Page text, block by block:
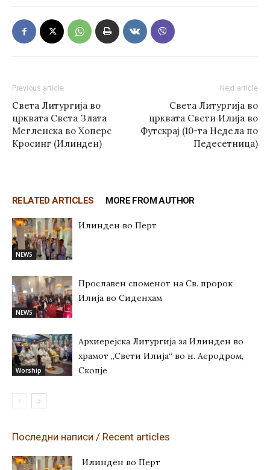
Previous article
Света Литургија во
црквата Светa Злата
Мегленска во Хоперс
Кросинг (Илинден)
Next article
Света Литургија во
црквата Свети Илија во
Футскрај (10-та Недела по
Педесетница)
RELATED ARTICLES MORE FROM AUTHOR
NEWS
Илинден во Перт
NEWS
Прославен споменот на Св. пророк
Илија во Сиденхам
Worship
Архиерејска Литургија за Илинден во
храмот „Свети Илија“ во н. Аеродром,
Скопје
Последни написи / Recent articles
Илинден во Перт